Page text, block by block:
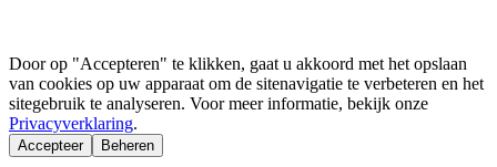
Door op "Accepteren" te klikken, gaat u akkoord met het opslaan
van cookies op uw apparaat om de sitenavigatie te verbeteren en het
sitegebruik te analyseren. Voor meer informatie, bekijk onze
Privacyverklaring.
Accepteer Beheren